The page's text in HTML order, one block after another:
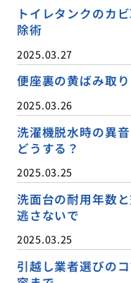
トイレタンクのカ
除術
2025.03.27
便座裏の黄ばみ取
2025.03.26
洗濯機脱水時の異
どうする？
2025.03.25
洗面台の耐用年数
逃さないで
2025.03.25
引越し業者選びの